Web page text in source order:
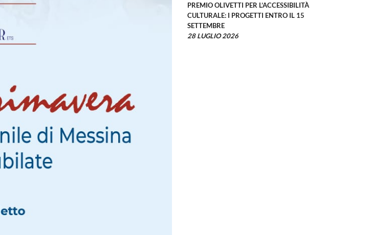
PREMIO OLIVETTI PER L’ACCESSIBILITÀ
CULTURALE: I PROGETTI ENTRO IL 15
SETTEMBRE
28 LUGLIO 2026